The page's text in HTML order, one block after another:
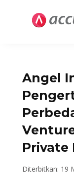
Angel
Private
Diterbitkan: 19